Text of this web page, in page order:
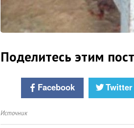
Поделитесь этим
Facebook Twitter
Источник